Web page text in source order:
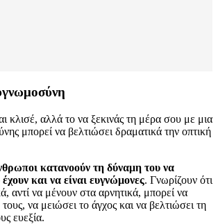
κλισέ, αλλά το να ξεκινάς τη μέρα σου με μια
μπορεί να βελτιώσει δραματικά την οπτική
κατανοούν τη δύναμη του να
και να είναι ευγνώμονες. Γνωρίζουν ότι
αντί να μένουν στα αρνητικά, μπορεί να
να μειώσει το άγχος και να βελτιώσει τη
ευεξία.